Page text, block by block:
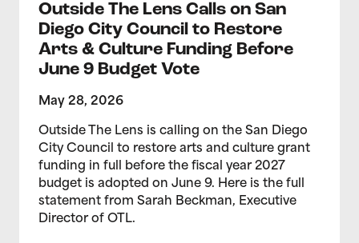
Outside The Lens Calls on San
Diego City Council to Restore
Arts & Culture Funding Before
June 9 Budget Vote
May 28, 2026
Outside The Lens is calling on the San Diego
City Council to restore arts and culture grant
funding in full before the fiscal year 2027
budget is adopted on June 9. Here is the full
statement from Sarah Beckman, Executive
Director of OTL.